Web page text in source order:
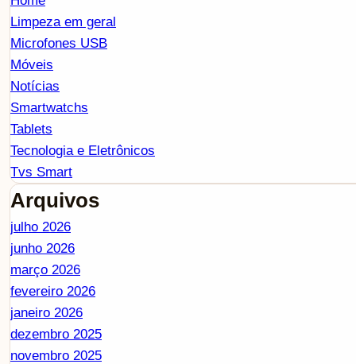
Limpeza em geral
Microfones USB
Móveis
Notícias
Smartwatchs
Tablets
Tecnologia e Eletrônicos
Tvs Smart
Arquivos
julho 2026
junho 2026
março 2026
fevereiro 2026
janeiro 2026
dezembro 2025
novembro 2025